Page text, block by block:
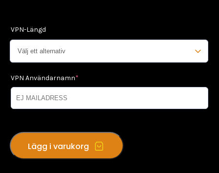
VPN-Längd
VPN Användarnamn*
Toucan
VPN
Lägg i varukorg